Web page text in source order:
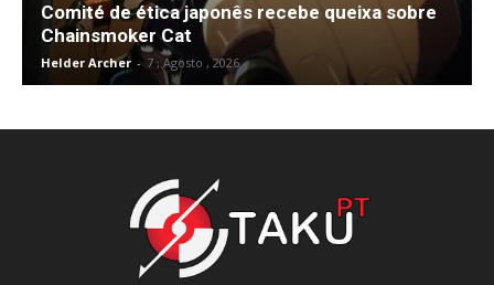
Comité de ética japonês recebe queixa sobre
Chainsmoker Cat
Helder Archer - 7 , Agosto , 2026